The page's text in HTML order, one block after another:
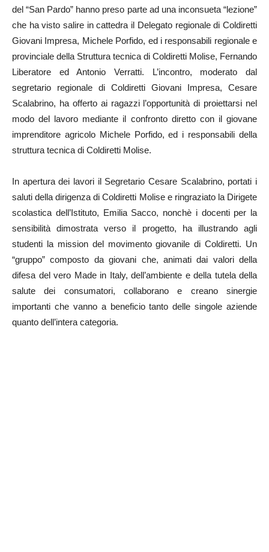
del “San Pardo” hanno preso parte ad una inconsueta “lezione”
che ha visto salire in cattedra il Delegato regionale di Coldiretti
Giovani Impresa, Michele Porfido, ed i responsabili regionale e
provinciale della Struttura tecnica di Coldiretti Molise, Fernando
Liberatore ed Antonio Verratti. L’incontro, moderato dal
segretario regionale di Coldiretti Giovani Impresa, Cesare
Scalabrino, ha offerto ai ragazzi l’opportunità di proiettarsi nel
modo del lavoro mediante il confronto diretto con il giovane
imprenditore agricolo Michele Porfido, ed i responsabili della
struttura tecnica di Coldiretti Molise.
In apertura dei lavori il Segretario Cesare Scalabrino, portati i
saluti della dirigenza di Coldiretti Molise e ringraziato la Dirigete
scolastica dell’Istituto, Emilia Sacco, nonchè i docenti per la
sensibilità dimostrata verso il progetto, ha illustrando agli
studenti la mission del movimento giovanile di Coldiretti. Un
“gruppo” composto da giovani che, animati dai valori della
difesa del vero Made in Italy, dell’ambiente e della tutela della
salute dei consumatori, collaborano e creano sinergie
importanti che vanno a beneficio tanto delle singole aziende
quanto dell’intera categoria.